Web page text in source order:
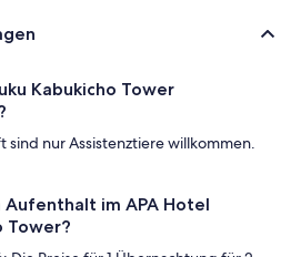
Kabukicho Tower
sind nur Assistenztiere willkommen.
im APA Hotel
Tower?